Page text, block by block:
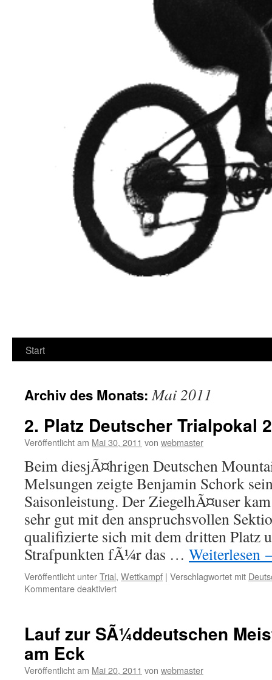
Start
Archiv des Monats:Mai 2011
2. Platz Deutscher Trialpokal
Veröffentlicht am Mai 30, 2011 von webmaster
Beim diesjÃ¤hrigen Deutschen
Melsungen zeigte Benjamin Schork
Saisonleistung. Der ZiegelhÃ¤user
sehr gut mit den anspruchsvollen
qualifizierte sich mit dem dritten Platz
Strafpunkten fÃ¼r das … Weiterlesen
Veröffentlicht unterTrial, Wettkampf | Verschlagwortet mit
Kommentare deaktiviertfür
Trialpokal
Melsungen
Lauf zur SÃ¼ddeutschen
am Eck
Veröffentlicht am Mai 20, 2011 von webmaster